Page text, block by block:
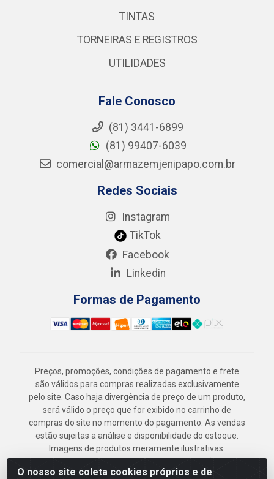
O nosso site coleta cookies próprios e de
TINTAS
TORNEIRAS E REGISTROS
UTILIDADES
Fale Conosco
(81) 3441-6899
(81) 99407-6039
comercial@armazemjenipapo.com.br
Redes Sociais
Instagram
TikTok
Facebook
Linkedin
Formas de Pagamento
Preços, promoções, condições de pagamento e frete
são válidos para compras realizadas exclusivamente
pelo site. Caso haja divergência de preço de um produto,
será válido o preço que for exibido no carrinho de
compras do site no momento do pagamento. As vendas
estão sujeitas a análise e disponibilidade do estoque.
Imagens de produtos meramente ilustrativas.
Armazém Jenipapo Materiais de Construção em
Geral LTDA - Rua das Flores, 2691 - Guabiraba,